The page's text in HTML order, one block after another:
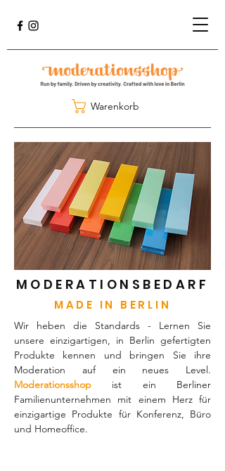
Warenkorb
MODERATIONSBEDARF
MADE IN BERLIN
Wir heben die Standards - Lernen Sie
unsere einzigartigen, in Berlin gefertigten
Produkte kennen und bringen Sie ihre
Moderation auf ein neues Level.
Moderationsshop ist ein Berliner
Familienunternehmen mit einem Herz für
einzigartige Produkte für Konferenz, Büro
und Homeoffice.